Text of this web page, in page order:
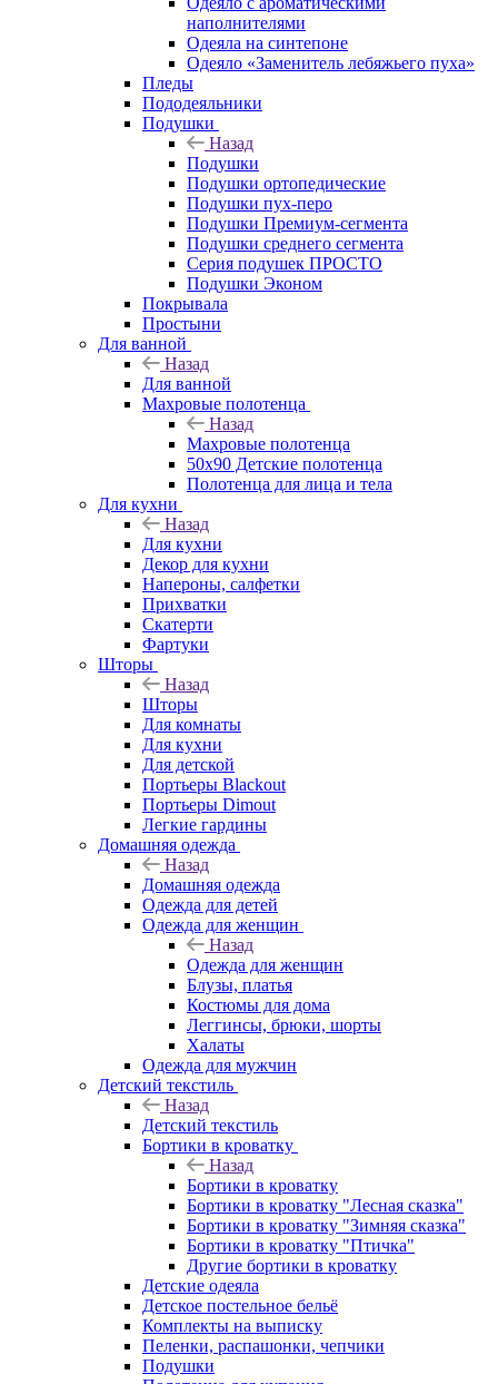
наполнителями
Одеяла на синтепоне
Одеяло «Заменитель лебяжьего пуха»
Пледы
Пододеяльники
Подушки
Назад
Подушки
Подушки ортопедические
Подушки пух-перо
Подушки Премиум-сегмента
Подушки среднего сегмента
Серия подушек ПРОСТО
Подушки Эконом
Покрывала
Простыни
Для ванной
Назад
Для ванной
Махровые полотенца
Назад
Махровые полотенца
50х90 Детские полотенца
Полотенца для лица и тела
Для кухни
Назад
Для кухни
Декор для кухни
Напероны, салфетки
Прихватки
Скатерти
Фартуки
Шторы
Назад
Шторы
Для комнаты
Для кухни
Для детской
Портьеры Blackout
Портьеры Dimout
Легкие гардины
Домашняя одежда
Назад
Домашняя одежда
Одежда для детей
Одежда для женщин
Назад
Одежда для женщин
Блузы, платья
Костюмы для дома
Леггинсы, брюки, шорты
Халаты
Одежда для мужчин
Детский текстиль
Назад
Детский текстиль
Бортики в кроватку
Назад
Бортики в кроватку
Бортики в кроватку "Лесная сказка"
Бортики в кроватку "Зимняя сказка"
Бортики в кроватку "Птичка"
Другие бортики в кроватку
Детские одеяла
Детское постельное бельё
Комплекты на выписку
Пеленки, распашонки, чепчики
Подушки